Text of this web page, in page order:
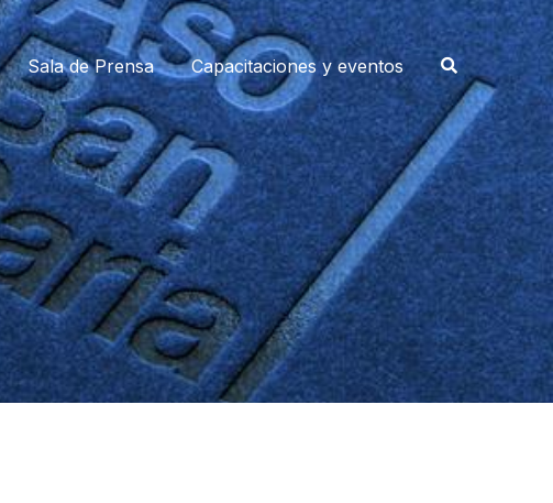
Sala de Prensa Capacitaciones y eventos